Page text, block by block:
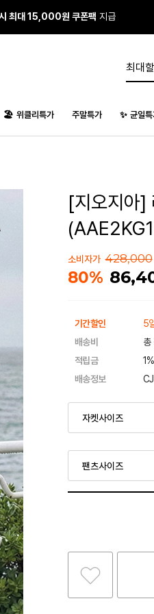
최대 15,000원 쿠폰팩 지급
🏖️ 위클리특가 주말특가 ✨ 균일
[지오지아]
소비자가 428,000
80%
기간할인
5
배송비
총
적립금
1%
배송정보